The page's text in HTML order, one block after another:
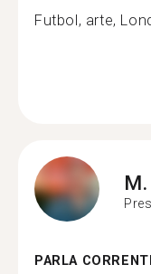
Futbol, arte,
M.
PARLA